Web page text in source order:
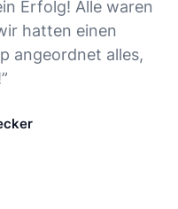
Erfolg! Alle waren
hatten einen
angeordnet alles,